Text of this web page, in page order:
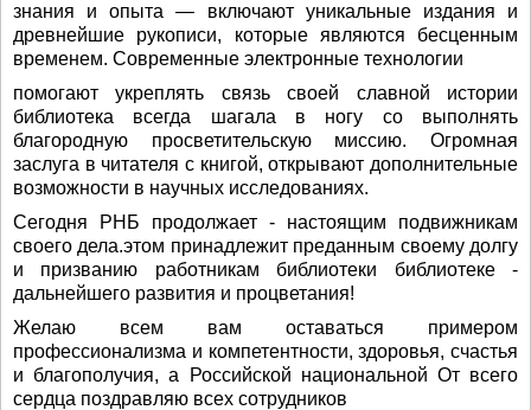
знания и опыта — включают уникальные издания и
древнейшие рукописи, которые являются бесценным
временем. Современные электронные технологии
помогают укреплять связь своей славной истории
библиотека всегда шагала в ногу со выполнять
благородную просветительскую миссию. Огромная
заслуга в читателя с книгой, открывают дополнительные
возможности в научных исследованиях.
Сегодня РНБ продолжает - настоящим подвижникам
своего дела.этом принадлежит преданным своему долгу
и призванию работникам библиотеки библиотеке -
дальнейшего развития и процветания!
Желаю всем вам оставаться примером
профессионализма и компетентности, здоровья, счастья
и благополучия, а Российской национальной От всего
сердца поздравляю всех сотрудников